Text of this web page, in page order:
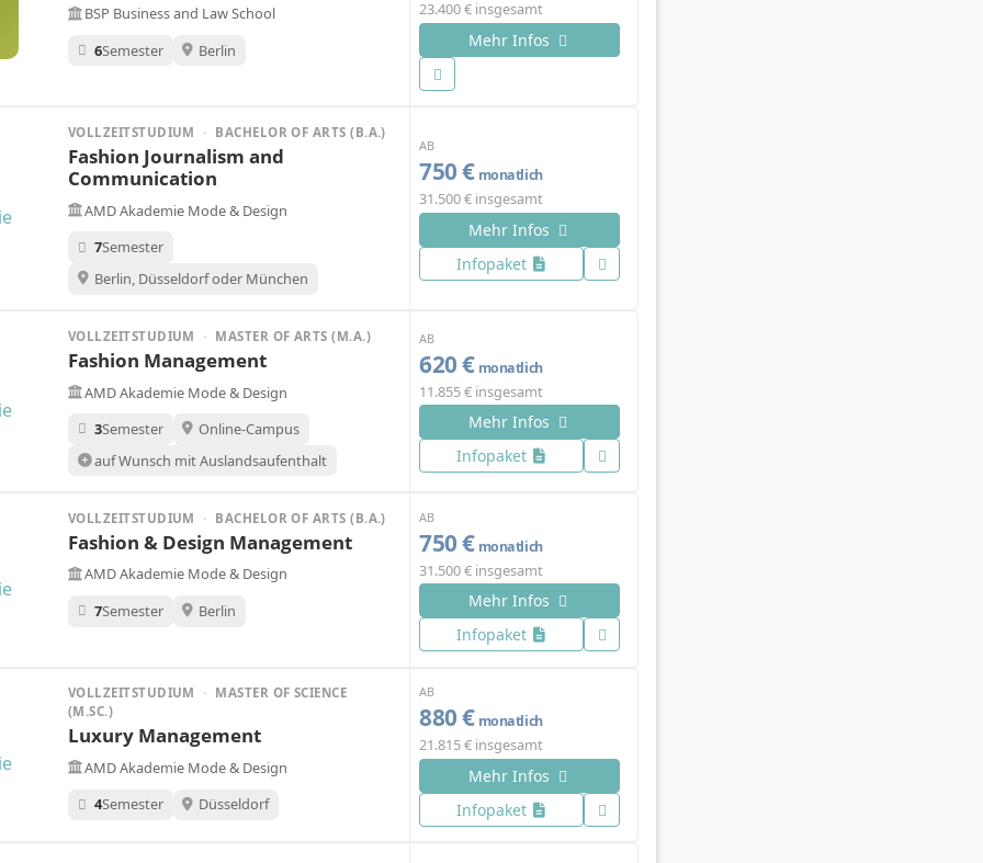
BSP Business and Law School
6Semester Berlin
23.400 € insgesamt
Mehr Infos
VOLLZEITSTUDIUM · BACHELOR OF ARTS (B.A.)
Fashion Journalism and
Communication
AMD Akademie Mode & Design
7Semester
Berlin, Düsseldorf oder München
AB
750 € monatlich
31.500 € insgesamt
Mehr Infos
Infopaket
VOLLZEITSTUDIUM · MASTER OF ARTS (M.A.)
Fashion Management
AMD Akademie Mode & Design
3Semester
Online-Campus
auf Wunsch mit Auslandsaufenthalt
AB
620 € monatlich
11.855 € insgesamt
Mehr Infos
Infopaket
VOLLZEITSTUDIUM · BACHELOR OF ARTS (B.A.)
Fashion & Design Management
AMD Akademie Mode & Design
7Semester Berlin
AB
750 € monatlich
31.500 € insgesamt
Mehr Infos
Infopaket
VOLLZEITSTUDIUM · MASTER OF SCIENCE
(M.SC.)
Luxury Management
AMD Akademie Mode & Design
4Semester Düsseldorf
AB
880 € monatlich
21.815 € insgesamt
Mehr Infos
Infopaket